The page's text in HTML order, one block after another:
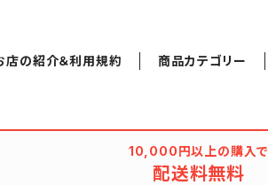
店の紹介＆利用規約 商品カテゴリー
10,000円以上の購入で
配送料無料